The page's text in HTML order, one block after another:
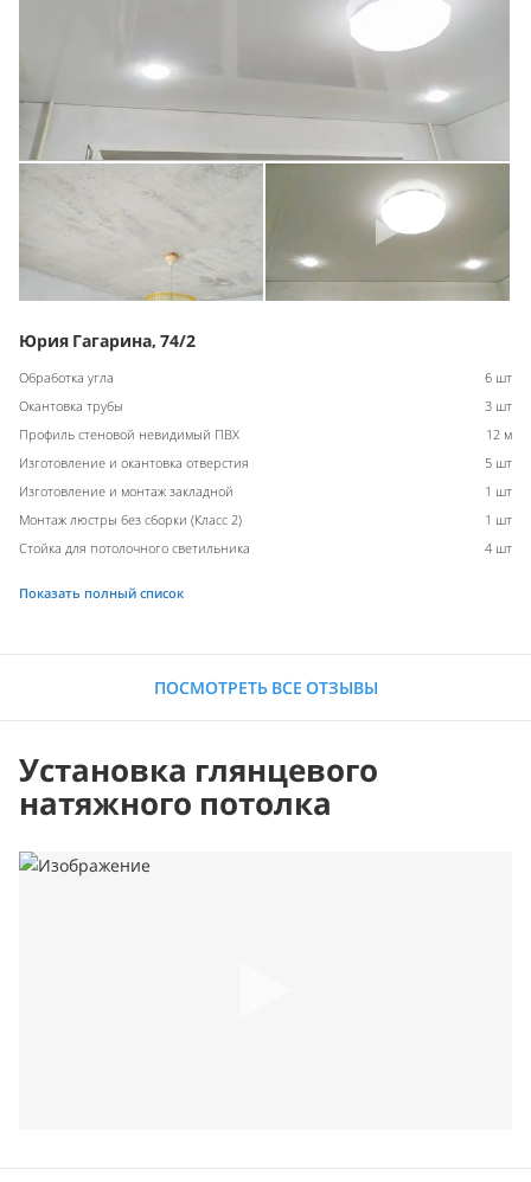
Юрия Гагарина, 74/2
Обработка угла
6 шт
Окантовка трубы
3 шт
Профиль стеновой невидимый ПВХ
12 м
Изготовление и окантовка отверстия
5 шт
Изготовление и монтаж закладной
1 шт
Монтаж люстры без сборки (Класс 2)
1 шт
Стойка для потолочного светильника
4 шт
Показать полный список
ПОСМОТРЕТЬ ВСЕ ОТЗЫВЫ
Установка глянцевого
натяжного потолка